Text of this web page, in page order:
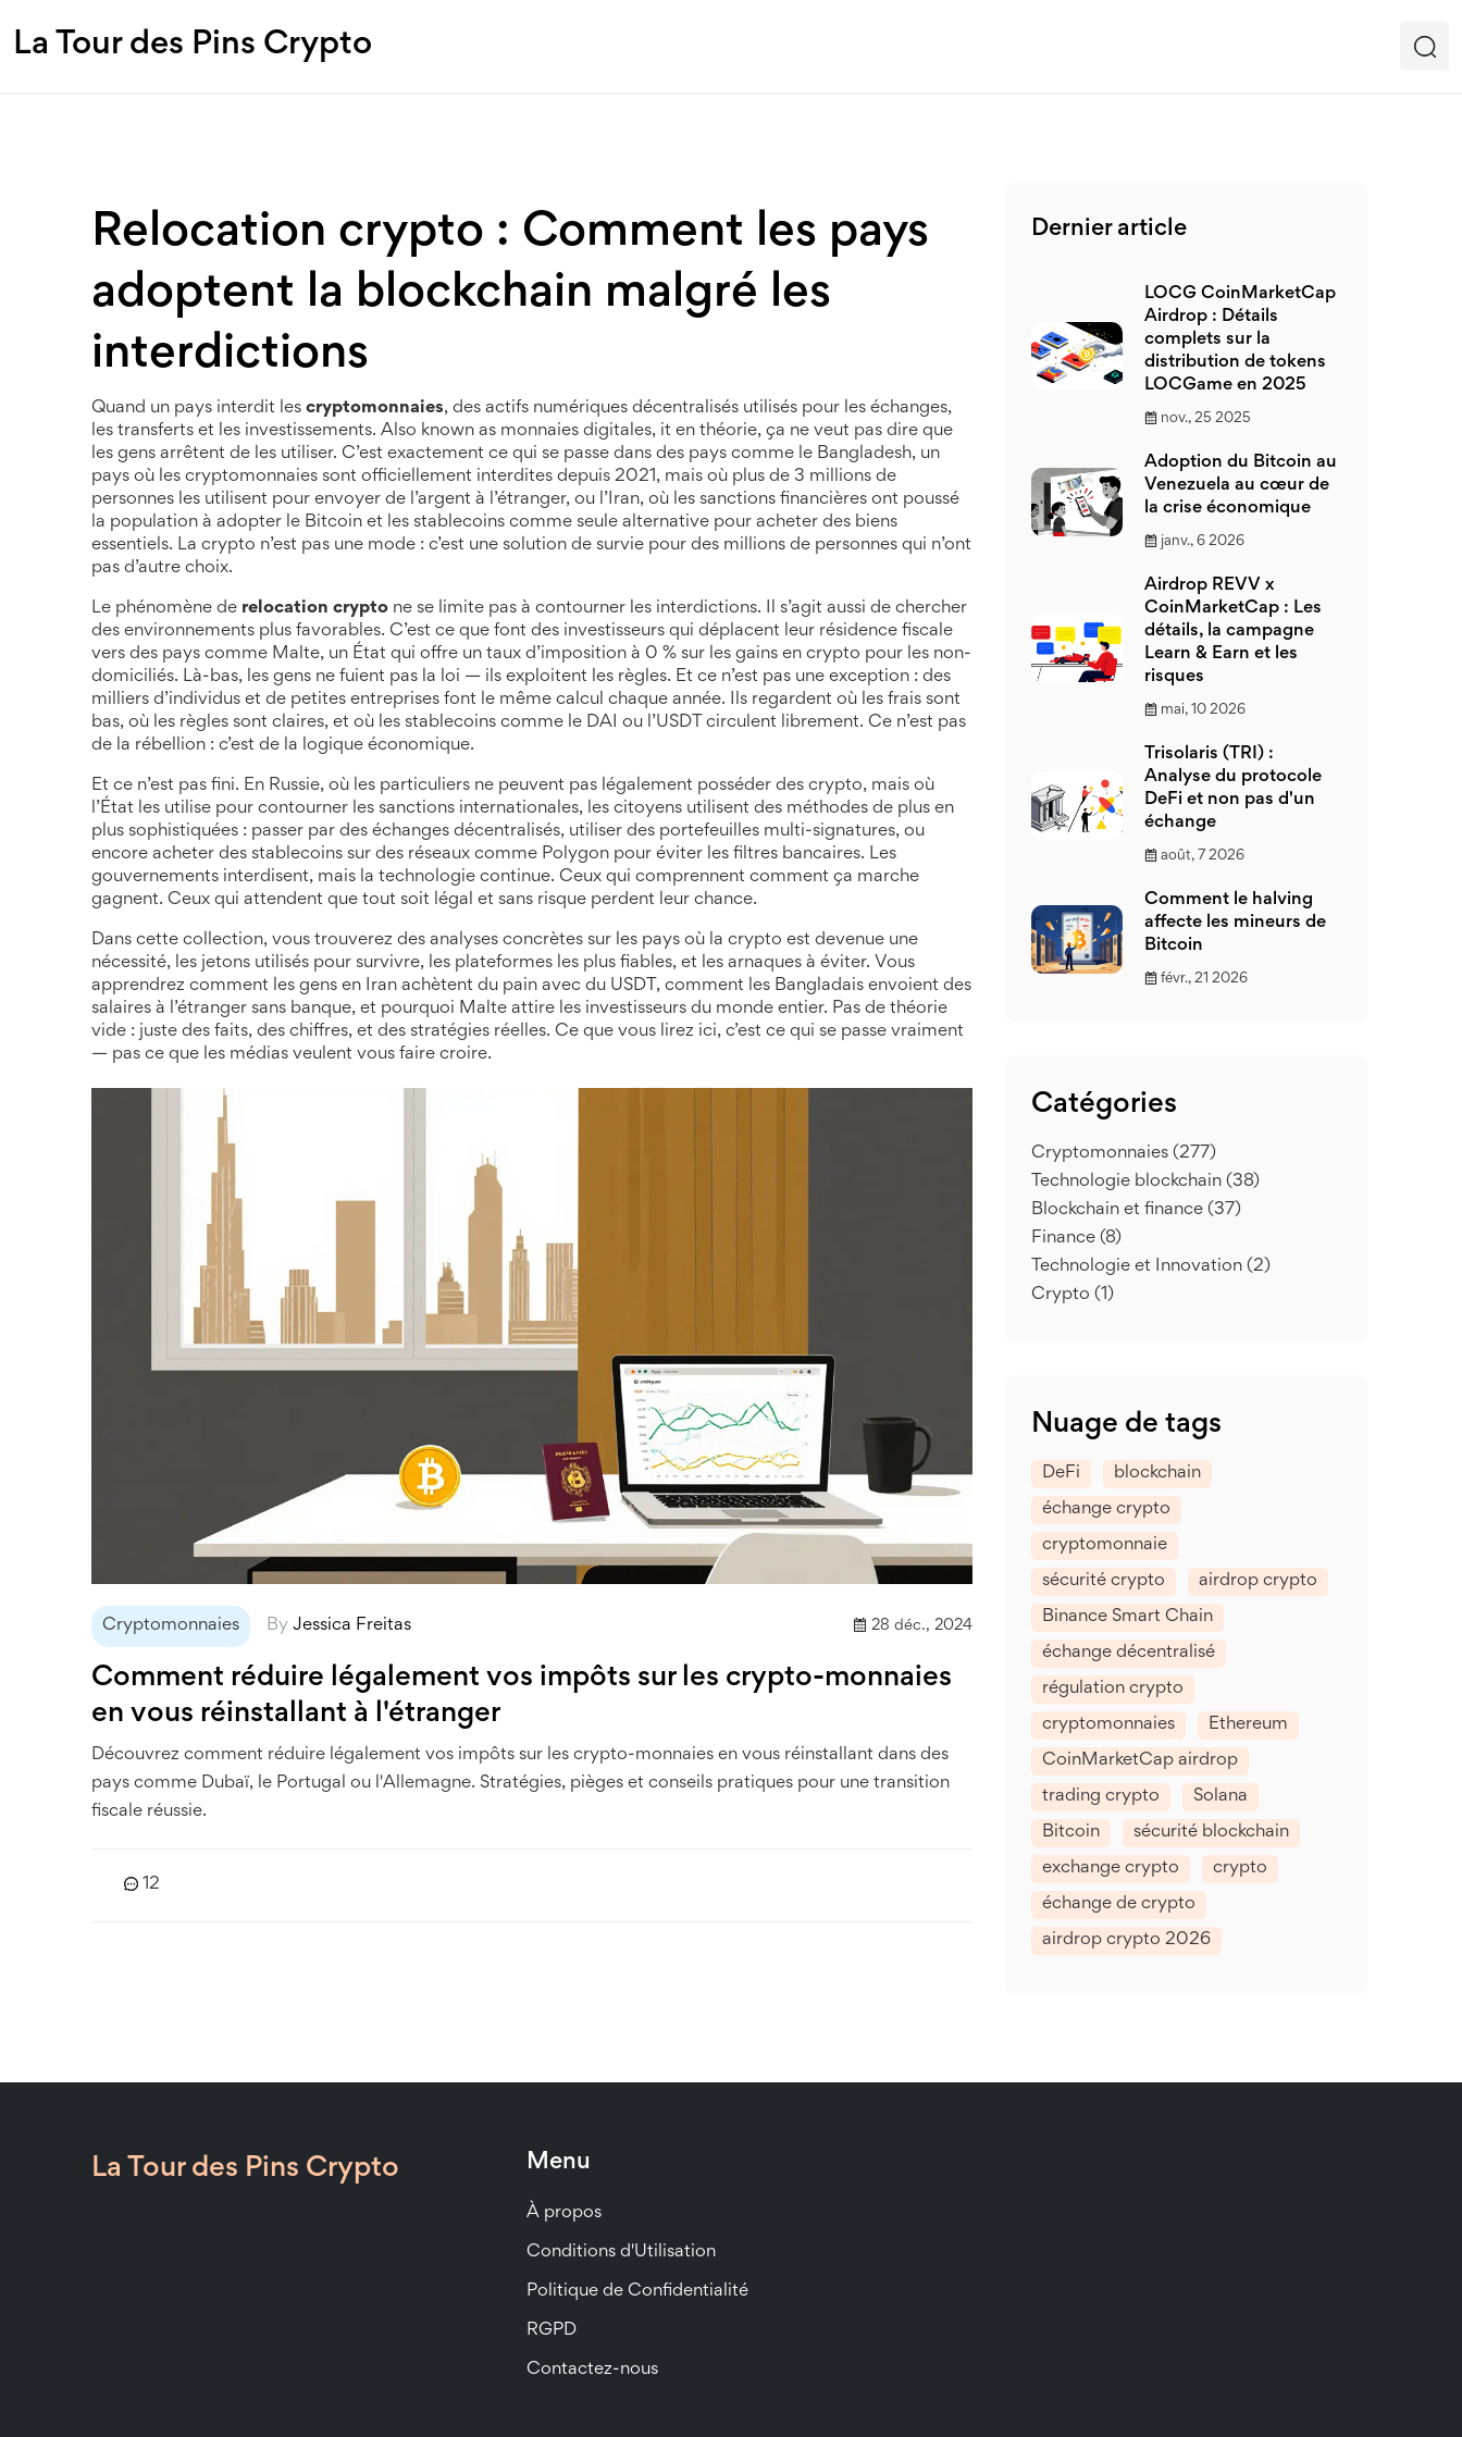
La Tour des Pins Crypto
Relocation crypto : Comment les pays
adoptent la blockchain malgré les
interdictions
Quand un pays interdit les cryptomonnaies, des actifs numériques décentralisés utilisés pour les échanges,
les transferts et les investissements. Also known as monnaies digitales, it en théorie, ça ne veut pas dire que
les gens arrêtent de les utiliser. C’est exactement ce qui se passe dans des pays comme le Bangladesh, un
pays où les cryptomonnaies sont officiellement interdites depuis 2021, mais où plus de 3 millions de
personnes les utilisent pour envoyer de l’argent à l’étranger, ou l’Iran, où les sanctions financières ont poussé
la population à adopter le Bitcoin et les stablecoins comme seule alternative pour acheter des biens
essentiels. La crypto n’est pas une mode : c’est une solution de survie pour des millions de personnes qui n’ont
pas d’autre choix.
Le phénomène de relocation crypto ne se limite pas à contourner les interdictions. Il s’agit aussi de chercher
des environnements plus favorables. C’est ce que font des investisseurs qui déplacent leur résidence fiscale
vers des pays comme Malte, un État qui offre un taux d’imposition à 0 % sur les gains en crypto pour les non-
domiciliés. Là-bas, les gens ne fuient pas la loi — ils exploitent les règles. Et ce n’est pas une exception : des
milliers d’individus et de petites entreprises font le même calcul chaque année. Ils regardent où les frais sont
bas, où les règles sont claires, et où les stablecoins comme le DAI ou l’USDT circulent librement. Ce n’est pas
de la rébellion : c’est de la logique économique.
Et ce n’est pas fini. En Russie, où les particuliers ne peuvent pas légalement posséder des crypto, mais où
l’État les utilise pour contourner les sanctions internationales, les citoyens utilisent des méthodes de plus en
plus sophistiquées : passer par des échanges décentralisés, utiliser des portefeuilles multi-signatures, ou
encore acheter des stablecoins sur des réseaux comme Polygon pour éviter les filtres bancaires. Les
gouvernements interdisent, mais la technologie continue. Ceux qui comprennent comment ça marche
gagnent. Ceux qui attendent que tout soit légal et sans risque perdent leur chance.
Dans cette collection, vous trouverez des analyses concrètes sur les pays où la crypto est devenue une
nécessité, les jetons utilisés pour survivre, les plateformes les plus fiables, et les arnaques à éviter. Vous
apprendrez comment les gens en Iran achètent du pain avec du USDT, comment les Bangladais envoient des
salaires à l’étranger sans banque, et pourquoi Malte attire les investisseurs du monde entier. Pas de théorie
vide : juste des faits, des chiffres, et des stratégies réelles. Ce que vous lirez ici, c’est ce qui se passe vraiment
— pas ce que les médias veulent vous faire croire.
Cryptomonnaies By Jessica Freitas 28 déc., 2024
Comment réduire légalement vos impôts sur les crypto-monnaies
en vous réinstallant à l'étranger
Découvrez comment réduire légalement vos impôts sur les crypto-monnaies en vous réinstallant dans des
pays comme Dubaï, le Portugal ou l'Allemagne. Stratégies, pièges et conseils pratiques pour une transition
fiscale réussie.
12
Dernier article
LOCG CoinMarketCap
Airdrop : Détails
complets sur la
distribution de tokens
LOCGame en 2025
nov., 25 2025
Adoption du Bitcoin au
Venezuela au cœur de
la crise économique
janv., 6 2026
Airdrop REVV x
CoinMarketCap : Les
détails, la campagne
Learn & Earn et les
risques
mai, 10 2026
Trisolaris (TRI) :
Analyse du protocole
DeFi et non pas d'un
échange
août, 7 2026
Comment le halving
affecte les mineurs de
Bitcoin
févr., 21 2026
Catégories
Cryptomonnaies (277)
Technologie blockchain (38)
Blockchain et finance (37)
Finance (8)
Technologie et Innovation (2)
Crypto (1)
Nuage de tags
DeFi blockchain
échange crypto
cryptomonnaie
sécurité crypto airdrop crypto
Binance Smart Chain
échange décentralisé
régulation crypto
cryptomonnaies Ethereum
CoinMarketCap airdrop
trading crypto Solana
Bitcoin sécurité blockchain
exchange crypto crypto
échange de crypto
airdrop crypto 2026
La Tour des Pins Crypto Menu
À propos
Conditions d'Utilisation
Politique de Confidentialité
RGPD
Contactez-nous